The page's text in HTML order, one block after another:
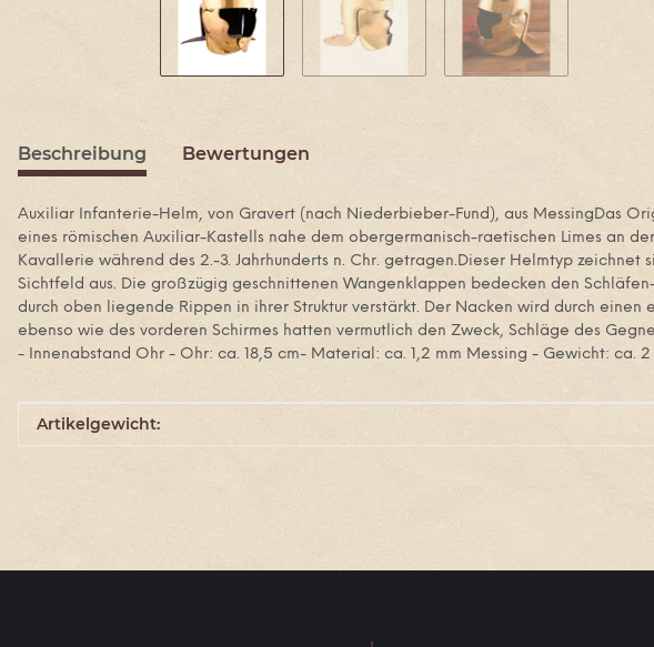
Beschreibung Bewertungen
Auxiliar Infanterie-Helm, von Gravert (nach Niederbieber-Fund), aus MessingDas
eines römischen Auxiliar-Kastells nahe dem obergermanisch-raetischen Limes an
Kavallerie während des 2.-3. Jahrhunderts n. Chr. getragen.Dieser Helmtyp
Sichtfeld aus. Die großzügig geschnittenen Wangenklappen bedecken den
durch oben liegende Rippen in ihrer Struktur verstärkt. Der Nacken wird durch
ebenso wie des vorderen Schirmes hatten vermutlich den Zweck, Schläge des
- Innenabstand Ohr - Ohr: ca. 18,5 cm- Material: ca. 1,2 mm Messing - Gewicht: ca. 2
Produkteigenschaft
Wert
Artikelgewicht: